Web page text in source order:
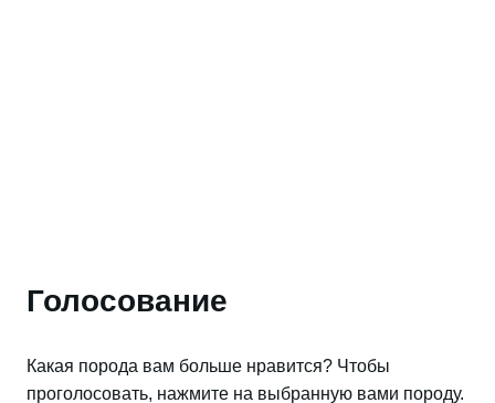
Голосование
Какая порода вам больше нравится? Чтобы
проголосовать, нажмите на выбранную вами породу.